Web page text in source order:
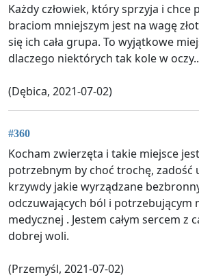
Każdy człowiek, który sprzyja i chce
braciom mniejszym jest na wagę
się ich cała grupa. To wyjątkowe
dlaczego niektórych tak kole w
(Dębica, 2021-07-02)
#360
Kocham zwierzęta i takie miejsce
potrzebnym by choć trochę, zadość
krzywdy jakie wyrządzane
odczuwających ból i potrzebującym
medycznej . Jestem całym sercem z
dobrej woli.
(Przemyśl, 2021-07-02)